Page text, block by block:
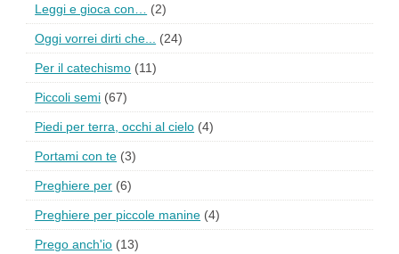
Leggi e gioca con… (2)
Oggi vorrei dirti che... (24)
Per il catechismo (11)
Piccoli semi (67)
Piedi per terra, occhi al cielo (4)
Portami con te (3)
Preghiere per (6)
Preghiere per piccole manine (4)
Prego anch'io (13)